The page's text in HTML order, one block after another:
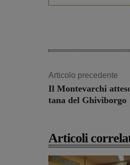
Articolo precedente
Il Montevarchi
tana del Ghiviborgo
Articoli